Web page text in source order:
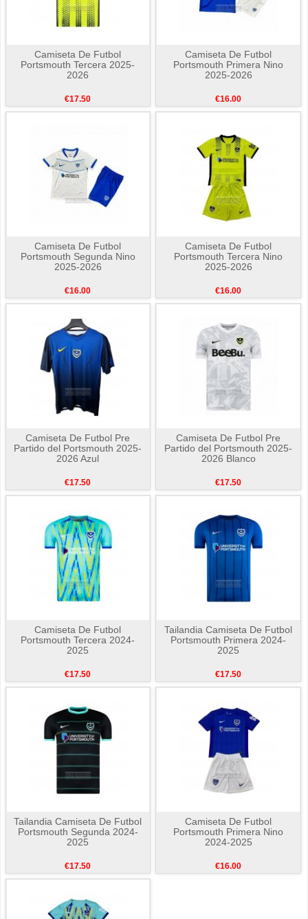
Camiseta De Futbol
Portsmouth Tercera 2025-
2026
€17.50
Camiseta De Futbol
Portsmouth Primera Nino
2025-2026
€16.00
Camiseta De Futbol
Portsmouth Segunda Nino
2025-2026
€16.00
Camiseta De Futbol
Portsmouth Tercera Nino
2025-2026
€16.00
Camiseta De Futbol Pre
Partido del Portsmouth 2025-
2026 Azul
€17.50
Camiseta De Futbol Pre
Partido del Portsmouth 2025-
2026 Blanco
€17.50
Camiseta De Futbol
Portsmouth Tercera 2024-
2025
€17.50
Tailandia Camiseta De Futbol
Portsmouth Primera 2024-
2025
€17.50
Tailandia Camiseta De Futbol
Portsmouth Segunda 2024-
2025
€17.50
Camiseta De Futbol
Portsmouth Primera Nino
2024-2025
€16.00